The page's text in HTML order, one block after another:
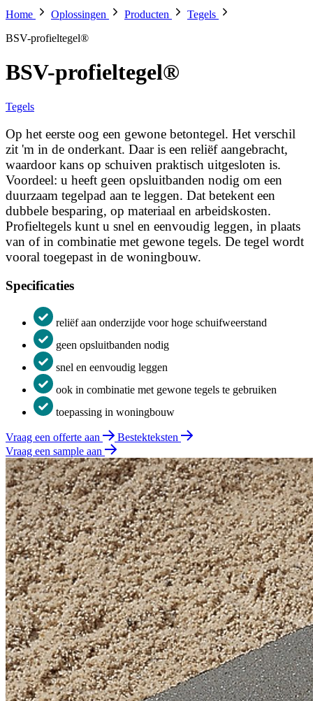
Home Oplossingen Producten
Tegels
BSV-profieltegel®
BSV-profieltegel®
Tegels
Op het eerste oog een gewone betontegel. Het verschil
zit 'm in de onderkant. Daar is een reliëf aangebracht,
waardoor kans op schuiven praktisch uitgesloten is.
Voordeel: u heeft geen opsluitbanden nodig om een
duurzaam tegelpad aan te leggen. Dat betekent een
dubbele besparing, op materiaal en arbeidskosten.
Profieltegels kunt u snel en eenvoudig leggen, in plaats
van of in combinatie met gewone tegels. De tegel wordt
vooral toegepast in de woningbouw.
Specificaties
reliëf aan onderzijde voor hoge schuifweerstand
geen opsluitbanden nodig
snel en eenvoudig leggen
ook in combinatie met gewone tegels te gebruiken
toepassing in woningbouw
Vraag een offerte aan
Bestekteksten
Vraag een sample aan